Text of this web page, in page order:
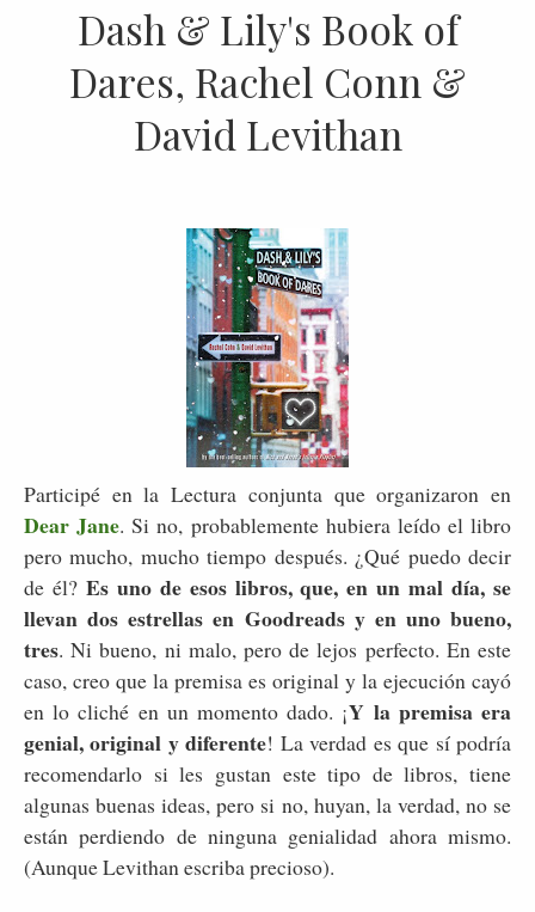
Dash & Lily's Book of
Dares, Rachel Conn &
David Levithan
Participé en la Lectura conjunta que organizaron en
Dear Jane. Si no, probablemente hubiera leído el libro
pero mucho, mucho tiempo después. ¿Qué puedo decir
de él? Es uno de esos libros, que, en un mal día, se
llevan dos estrellas en Goodreads y en uno bueno,
tres. Ni bueno, ni malo, pero de lejos perfecto. En este
caso, creo que la premisa es original y la ejecución cayó
en lo cliché en un momento dado. ¡Y la premisa era
genial, original y diferente! La verdad es que sí podría
recomendarlo si les gustan este tipo de libros, tiene
algunas buenas ideas, pero si no, huyan, la verdad, no se
están perdiendo de ninguna genialidad ahora mismo.
(Aunque Levithan escriba precioso).